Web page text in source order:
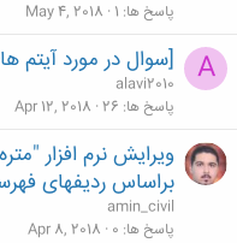
پاسخ ها 1
May 4, 2018
A [سوال در مورد
alavi2010
پاسخ ها 26
Apr 12, 2018
ویرایش نرم افزار
براساس ردیفهای
amin_civil
پاسخ ها 0
Apr 8, 2018